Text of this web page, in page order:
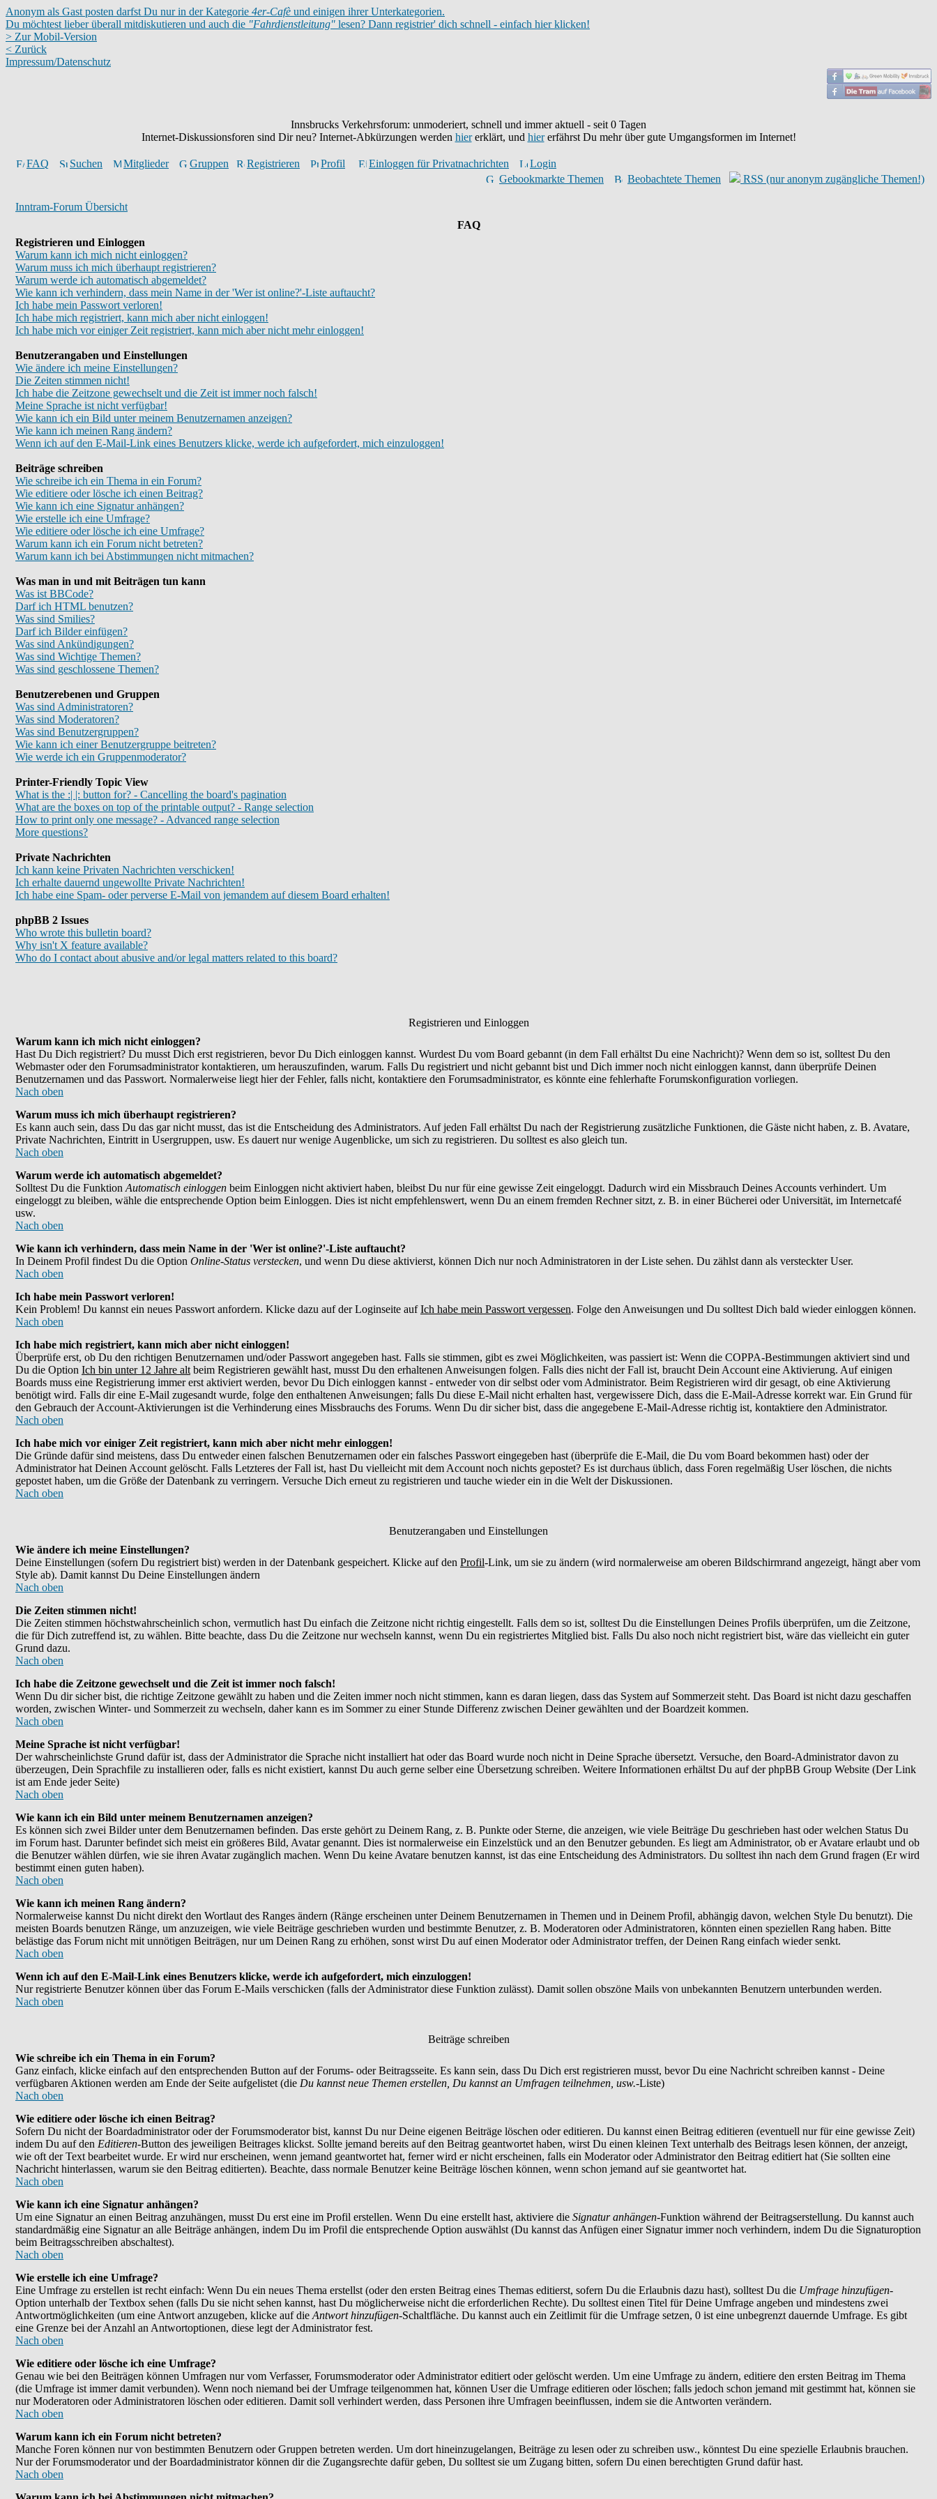
Anonym als Gast posten darfst Du nur in der Kategorie 4er-Cafè und einigen ihrer Unterkategorien.
Du möchtest lieber überall mitdiskutieren und auch die "Fahrdienstleitung" lesen? Dann registrier' dich schnell - einfach hier klicken!
> Zur Mobil-Version
< Zurück
Impressum/Datenschutz
Innsbrucks Verkehrsforum: unmoderiert, schnell und immer aktuell - seit 0 Tagen
Internet-Diskussionsforen sind Dir neu? Internet-Abkürzungen werden hiererklärt, und hiererfährst Du mehr über gute Umgangsformen im Internet!
FAQ Suchen Mitglieder Gruppen Registrieren Profil Einloggen für Privatnachrichten
Login
Gebookmarkte Themen
Beobachtete Themen RSS (nur anonym zugängliche Themen!)
Inntram-Forum Übersicht
FAQ
Registrieren und Einloggen
Warum kann ich mich nicht einloggen?
Warum muss ich mich überhaupt registrieren?
Warum werde ich automatisch abgemeldet?
Wie kann ich verhindern, dass mein Name in der 'Wer ist online?'-Liste auftaucht?
Ich habe mein Passwort verloren!
Ich habe mich registriert, kann mich aber nicht einloggen!
Ich habe mich vor einiger Zeit registriert, kann mich aber nicht mehr einloggen!
Benutzerangaben und Einstellungen
Wie ändere ich meine Einstellungen?
Die Zeiten stimmen nicht!
Ich habe die Zeitzone gewechselt und die Zeit ist immer noch falsch!
Meine Sprache ist nicht verfügbar!
Wie kann ich ein Bild unter meinem Benutzernamen anzeigen?
Wie kann ich meinen Rang ändern?
Wenn ich auf den E-Mail-Link eines Benutzers klicke, werde ich aufgefordert, mich einzuloggen!
Beiträge schreiben
Wie schreibe ich ein Thema in ein Forum?
Wie editiere oder lösche ich einen Beitrag?
Wie kann ich eine Signatur anhängen?
Wie erstelle ich eine Umfrage?
Wie editiere oder lösche ich eine Umfrage?
Warum kann ich ein Forum nicht betreten?
Warum kann ich bei Abstimmungen nicht mitmachen?
Was man in und mit Beiträgen tun kann
Was ist BBCode?
Darf ich HTML benutzen?
Was sind Smilies?
Darf ich Bilder einfügen?
Was sind Ankündigungen?
Was sind Wichtige Themen?
Was sind geschlossene Themen?
Benutzerebenen und Gruppen
Was sind Administratoren?
Was sind Moderatoren?
Was sind Benutzergruppen?
Wie kann ich einer Benutzergruppe beitreten?
Wie werde ich ein Gruppenmoderator?
Printer-Friendly Topic View
What is the :| |: button for? - Cancelling the board's pagination
What are the boxes on top of the printable output? - Range selection
How to print only one message? - Advanced range selection
More questions?
Private Nachrichten
Ich kann keine Privaten Nachrichten verschicken!
Ich erhalte dauernd ungewollte Private Nachrichten!
Ich habe eine Spam- oder perverse E-Mail von jemandem auf diesem Board erhalten!
phpBB 2 Issues
Who wrote this bulletin board?
Why isn't X feature available?
Who do I contact about abusive and/or legal matters related to this board?
Registrieren und Einloggen
Warum kann ich mich nicht einloggen?
Hast Du Dich registriert? Du musst Dich erst registrieren, bevor Du Dich einloggen kannst. Wurdest Du vom Board gebannt (in dem Fall erhältst Du eine Nachricht)? Wenn dem so ist, solltest Du den
Webmaster oder den Forumsadministrator kontaktieren, um herauszufinden, warum. Falls Du registriert und nicht gebannt bist und Dich immer noch nicht einloggen kannst, dann überprüfe Deinen
Benutzernamen und das Passwort. Normalerweise liegt hier der Fehler, falls nicht, kontaktiere den Forumsadministrator, es könnte eine fehlerhafte Forumskonfiguration vorliegen.
Nach oben
Warum muss ich mich überhaupt registrieren?
Es kann auch sein, dass Du das gar nicht musst, das ist die Entscheidung des Administrators. Auf jeden Fall erhältst Du nach der Registrierung zusätzliche Funktionen, die Gäste nicht haben, z. B. Avatare,
Private Nachrichten, Eintritt in Usergruppen, usw. Es dauert nur wenige Augenblicke, um sich zu registrieren. Du solltest es also gleich tun.
Nach oben
Warum werde ich automatisch abgemeldet?
Solltest Du die Funktion Automatisch einloggen beim Einloggen nicht aktiviert haben, bleibst Du nur für eine gewisse Zeit eingeloggt. Dadurch wird ein Missbrauch Deines Accounts verhindert. Um
eingeloggt zu bleiben, wähle die entsprechende Option beim Einloggen. Dies ist nicht empfehlenswert, wenn Du an einem fremden Rechner sitzt, z. B. in einer Bücherei oder Universität, im Internetcafé
usw.
Nach oben
Wie kann ich verhindern, dass mein Name in der 'Wer ist online?'-Liste auftaucht?
In Deinem Profil findest Du die Option Online-Status verstecken, und wenn Du diese aktivierst, können Dich nur noch Administratoren in der Liste sehen. Du zählst dann als versteckter User.
Nach oben
Ich habe mein Passwort verloren!
Kein Problem! Du kannst ein neues Passwort anfordern. Klicke dazu auf der Loginseite aufIch habe mein Passwort vergessen. Folge den Anweisungen und Du solltest Dich bald wieder einloggen können.
Nach oben
Ich habe mich registriert, kann mich aber nicht einloggen!
Überprüfe erst, ob Du den richtigen Benutzernamen und/oder Passwort angegeben hast. Falls sie stimmen, gibt es zwei Möglichkeiten, was passiert ist: Wenn die COPPA-Bestimmungen aktiviert sind und
Du die Option Ich bin unter 12 Jahre alt beim Registrieren gewählt hast, musst Du den erhaltenen Anweisungen folgen. Falls dies nicht der Fall ist, braucht Dein Account eine Aktivierung. Auf einigen
Boards muss eine Registrierung immer erst aktiviert werden, bevor Du Dich einloggen kannst - entweder von dir selbst oder vom Administrator. Beim Registrieren wird dir gesagt, ob eine Aktivierung
benötigt wird. Falls dir eine E-Mail zugesandt wurde, folge den enthaltenen Anweisungen; falls Du diese E-Mail nicht erhalten hast, vergewissere Dich, dass die E-Mail-Adresse korrekt war. Ein Grund für
den Gebrauch der Account-Aktivierungen ist die Verhinderung eines Missbrauchs des Forums. Wenn Du dir sicher bist, dass die angegebene E-Mail-Adresse richtig ist, kontaktiere den Administrator.
Nach oben
Ich habe mich vor einiger Zeit registriert, kann mich aber nicht mehr einloggen!
Die Gründe dafür sind meistens, dass Du entweder einen falschen Benutzernamen oder ein falsches Passwort eingegeben hast (überprüfe die E-Mail, die Du vom Board bekommen hast) oder der
Administrator hat Deinen Account gelöscht. Falls Letzteres der Fall ist, hast Du vielleicht mit dem Account noch nichts gepostet? Es ist durchaus üblich, dass Foren regelmäßig User löschen, die nichts
gepostet haben, um die Größe der Datenbank zu verringern. Versuche Dich erneut zu registrieren und tauche wieder ein in die Welt der Diskussionen.
Nach oben
Benutzerangaben und Einstellungen
Wie ändere ich meine Einstellungen?
Deine Einstellungen (sofern Du registriert bist) werden in der Datenbank gespeichert. Klicke auf den Profil-Link, um sie zu ändern (wird normalerweise am oberen Bildschirmrand angezeigt, hängt aber vom
Style ab). Damit kannst Du Deine Einstellungen ändern
Nach oben
Die Zeiten stimmen nicht!
Die Zeiten stimmen höchstwahrscheinlich schon, vermutlich hast Du einfach die Zeitzone nicht richtig eingestellt. Falls dem so ist, solltest Du die Einstellungen Deines Profils überprüfen, um die Zeitzone,
die für Dich zutreffend ist, zu wählen. Bitte beachte, dass Du die Zeitzone nur wechseln kannst, wenn Du ein registriertes Mitglied bist. Falls Du also noch nicht registriert bist, wäre das vielleicht ein guter
Grund dazu.
Nach oben
Ich habe die Zeitzone gewechselt und die Zeit ist immer noch falsch!
Wenn Du dir sicher bist, die richtige Zeitzone gewählt zu haben und die Zeiten immer noch nicht stimmen, kann es daran liegen, dass das System auf Sommerzeit steht. Das Board ist nicht dazu geschaffen
worden, zwischen Winter- und Sommerzeit zu wechseln, daher kann es im Sommer zu einer Stunde Differenz zwischen Deiner gewählten und der Boardzeit kommen.
Nach oben
Meine Sprache ist nicht verfügbar!
Der wahrscheinlichste Grund dafür ist, dass der Administrator die Sprache nicht installiert hat oder das Board wurde noch nicht in Deine Sprache übersetzt. Versuche, den Board-Administrator davon zu
überzeugen, Dein Sprachfile zu installieren oder, falls es nicht existiert, kannst Du auch gerne selber eine Übersetzung schreiben. Weitere Informationen erhältst Du auf der phpBB Group Website (Der Link
ist am Ende jeder Seite)
Nach oben
Wie kann ich ein Bild unter meinem Benutzernamen anzeigen?
Es können sich zwei Bilder unter dem Benutzernamen befinden. Das erste gehört zu Deinem Rang, z. B. Punkte oder Sterne, die anzeigen, wie viele Beiträge Du geschrieben hast oder welchen Status Du
im Forum hast. Darunter befindet sich meist ein größeres Bild, Avatar genannt. Dies ist normalerweise ein Einzelstück und an den Benutzer gebunden. Es liegt am Administrator, ob er Avatare erlaubt und ob
die Benutzer wählen dürfen, wie sie ihren Avatar zugänglich machen. Wenn Du keine Avatare benutzen kannst, ist das eine Entscheidung des Administrators. Du solltest ihn nach dem Grund fragen (Er wird
bestimmt einen guten haben).
Nach oben
Wie kann ich meinen Rang ändern?
Normalerweise kannst Du nicht direkt den Wortlaut des Ranges ändern (Ränge erscheinen unter Deinem Benutzernamen in Themen und in Deinem Profil, abhängig davon, welchen Style Du benutzt). Die
meisten Boards benutzen Ränge, um anzuzeigen, wie viele Beiträge geschrieben wurden und bestimmte Benutzer, z. B. Moderatoren oder Administratoren, könnten einen speziellen Rang haben. Bitte
belästige das Forum nicht mit unnötigen Beiträgen, nur um Deinen Rang zu erhöhen, sonst wirst Du auf einen Moderator oder Administrator treffen, der Deinen Rang einfach wieder senkt.
Nach oben
Wenn ich auf den E-Mail-Link eines Benutzers klicke, werde ich aufgefordert, mich einzuloggen!
Nur registrierte Benutzer können über das Forum E-Mails verschicken (falls der Administrator diese Funktion zulässt). Damit sollen obszöne Mails von unbekannten Benutzern unterbunden werden.
Nach oben
Beiträge schreiben
Wie schreibe ich ein Thema in ein Forum?
Ganz einfach, klicke einfach auf den entsprechenden Button auf der Forums- oder Beitragsseite. Es kann sein, dass Du Dich erst registrieren musst, bevor Du eine Nachricht schreiben kannst - Deine
verfügbaren Aktionen werden am Ende der Seite aufgelistet (die Du kannst neue Themen erstellen, Du kannst an Umfragen teilnehmen, usw.-Liste)
Nach oben
Wie editiere oder lösche ich einen Beitrag?
Sofern Du nicht der Boardadministrator oder der Forumsmoderator bist, kannst Du nur Deine eigenen Beiträge löschen oder editieren. Du kannst einen Beitrag editieren (eventuell nur für eine gewisse Zeit)
indem Du auf den Editieren-Button des jeweiligen Beitrages klickst. Sollte jemand bereits auf den Beitrag geantwortet haben, wirst Du einen kleinen Text unterhalb des Beitrags lesen können, der anzeigt,
wie oft der Text bearbeitet wurde. Er wird nur erscheinen, wenn jemand geantwortet hat, ferner wird er nicht erscheinen, falls ein Moderator oder Administrator den Beitrag editiert hat (Sie sollten eine
Nachricht hinterlassen, warum sie den Beitrag editierten). Beachte, dass normale Benutzer keine Beiträge löschen können, wenn schon jemand auf sie geantwortet hat.
Nach oben
Wie kann ich eine Signatur anhängen?
Um eine Signatur an einen Beitrag anzuhängen, musst Du erst eine im Profil erstellen. Wenn Du eine erstellt hast, aktiviere die Signatur anhängen-Funktion während der Beitragserstellung. Du kannst auch
standardmäßig eine Signatur an alle Beiträge anhängen, indem Du im Profil die entsprechende Option auswählst (Du kannst das Anfügen einer Signatur immer noch verhindern, indem Du die Signaturoption
beim Beitragsschreiben abschaltest).
Nach oben
Wie erstelle ich eine Umfrage?
Eine Umfrage zu erstellen ist recht einfach: Wenn Du ein neues Thema erstellst (oder den ersten Beitrag eines Themas editierst, sofern Du die Erlaubnis dazu hast), solltest Du die Umfrage hinzufügen-
Option unterhalb der Textbox sehen (falls Du sie nicht sehen kannst, hast Du möglicherweise nicht die erforderlichen Rechte). Du solltest einen Titel für Deine Umfrage angeben und mindestens zwei
Antwortmöglichkeiten (um eine Antwort anzugeben, klicke auf die Antwort hinzufügen-Schaltfläche. Du kannst auch ein Zeitlimit für die Umfrage setzen, 0 ist eine unbegrenzt dauernde Umfrage. Es gibt
eine Grenze bei der Anzahl an Antwortoptionen, diese legt der Administrator fest.
Nach oben
Wie editiere oder lösche ich eine Umfrage?
Genau wie bei den Beiträgen können Umfragen nur vom Verfasser, Forumsmoderator oder Administrator editiert oder gelöscht werden. Um eine Umfrage zu ändern, editiere den ersten Beitrag im Thema
(die Umfrage ist immer damit verbunden). Wenn noch niemand bei der Umfrage teilgenommen hat, können User die Umfrage editieren oder löschen; falls jedoch schon jemand mit gestimmt hat, können sie
nur Moderatoren oder Administratoren löschen oder editieren. Damit soll verhindert werden, dass Personen ihre Umfragen beeinflussen, indem sie die Antworten verändern.
Nach oben
Warum kann ich ein Forum nicht betreten?
Manche Foren können nur von bestimmten Benutzern oder Gruppen betreten werden. Um dort hineinzugelangen, Beiträge zu lesen oder zu schreiben usw., könntest Du eine spezielle Erlaubnis brauchen.
Nur der Forumsmoderator und der Boardadministrator können dir die Zugangsrechte dafür geben, Du solltest sie um Zugang bitten, sofern Du einen berechtigten Grund dafür hast.
Nach oben